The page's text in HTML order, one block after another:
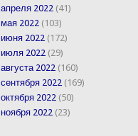
апреля 2022 (41)
мая 2022 (103)
июня 2022 (172)
июля 2022 (29)
августа 2022 (160)
сентября 2022 (169)
октября 2022 (50)
ноября 2022 (23)